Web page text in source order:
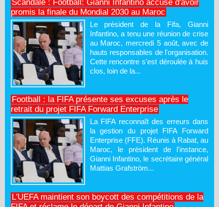
Scandale : Football: Gianni Infantino accusé d'avoir
promis la finale du Mondial 2030 au Maroc
Le président de la Fifa, Gianni
Infantino, a tenu une réunion de crise
au Maroc, mercredi 5 août, avec de
hauts responsables de l'organisation.
Cette rencontre s'est déroulée à huis
clos, loin de la...
Football : la FIFA présente ses excuses après le
retrait du projet FIFA Forward Enterprise
La FIFA reconnaît des erreurs dans
la gestion du projet FIFA Forward
Enterprise (FFE). Réunis à Rabat, au
Maroc, le président de l'instance,
Gianni Infantino, le secrétaire général
Mattias Grafström...
L'UEFA maintient son boycott des compétitions de la